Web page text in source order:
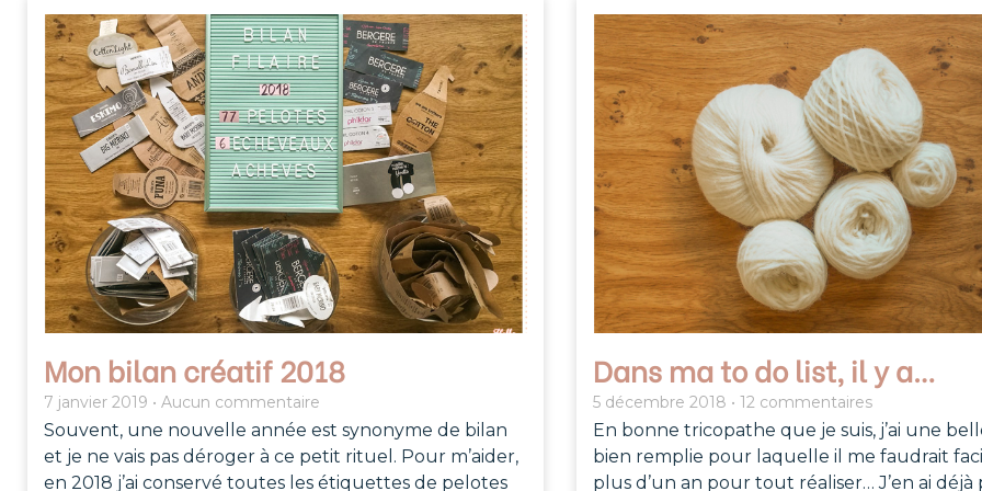
Mon bilan créatif 2018
7 janvier 2019 Aucun commentaire
Souvent, une nouvelle année est synonyme de bilan
et je ne vais pas déroger à ce petit rituel. Pour m’aider,
en 2018 j’ai conservé toutes les étiquettes de pelotes
Dans ma to do list, il y a…
5 décembre 2018 12 commentaires
En bonne tricopathe que je suis, j’ai une
bien remplie pour laquelle il me faudrait
plus d’un an pour tout réaliser… J’en ai déjà